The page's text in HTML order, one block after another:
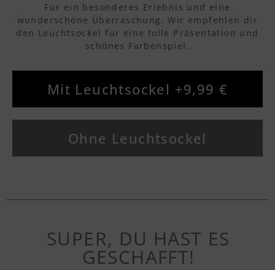
Für ein besonderes Erlebnis und eine
wunderschöne Überraschung. Wir empfehlen dir
den Leuchtsockel für eine tolle Präsentation und
schönes Farbenspiel.
Mit Leuchtsockel +9,99 €
Ohne Leuchtsockel
SUPER, DU HAST ES
GESCHAFFT!